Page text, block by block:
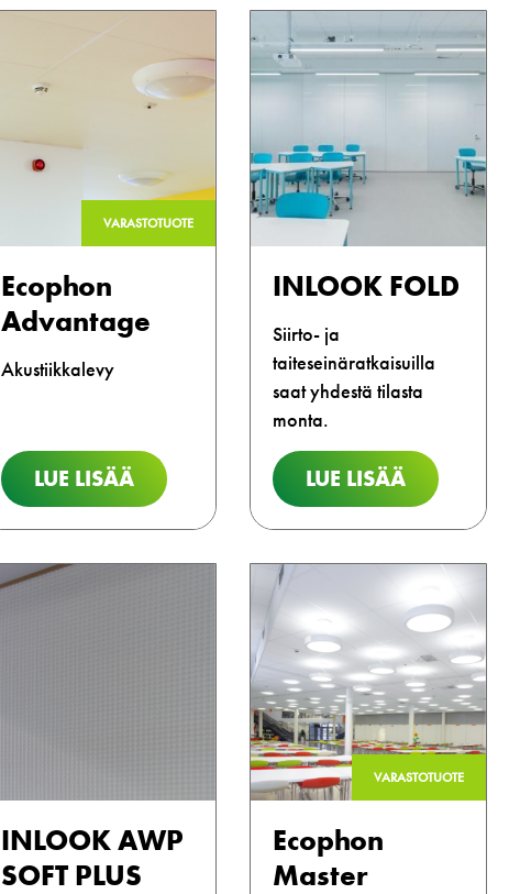
VARASTOTUOTE
Ecophon
Advantage
Akustiikkalevy
LUE LISÄÄ
INLOOK FOLD
Siirto- ja
taiteseinäratkaisuilla
saat yhdestä tilasta
monta.
LUE LISÄÄ
INLOOK AWP
SOFT PLUS
VARASTOTUOTE
Ecophon
Master